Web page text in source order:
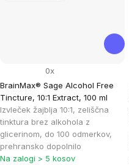
BrainMax® Sage Alcohol Free
Tincture, 10:1 Extract, 100 ml
Izvleček žajblja 10:1, zeliščna
tinktura brez alkohola z
glicerinom, do 100 odmerkov,
prehransko dopolnilo
0x
Na zalogi > 5 kosov